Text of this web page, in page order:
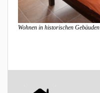
Wohnen in historischen Gebäuden